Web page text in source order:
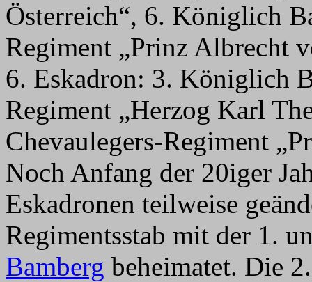
Österreich“, 6. Königlich
Regiment „Prinz Albrecht
6. Eskadron: 3. Königlich
Regiment „Herzog Karl
Chevaulegers-Regiment
Noch Anfang der 20iger
Eskadronen teilweise
Regimentsstab mit der 1.
Bamberg beheimatet. Die